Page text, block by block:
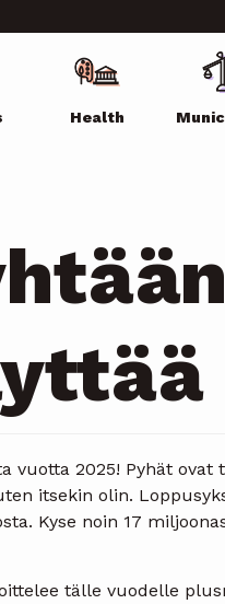
Health
vuotta 2025! Pyhät ovat
itsekin olin.
Kyse noin 17
tälle vuodelle